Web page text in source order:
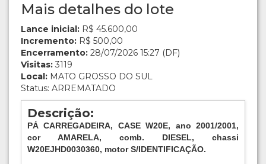
Mais detalhes do lote
Lance inicial: R$ 45.600,00
Incremento: R$ 500,00
Encerramento: 28/07/2026 15:27 (DF)
Visitas: 3119
Local: MATO GROSSO DO SUL
Status: ARREMATADO
Descrição:
PÁ CARREGADEIRA, CASE W20E, ano 2001/2001,
cor AMARELA, comb. DIESEL, chassi
W20EJHD0030360, motor S/IDENTIFICAÇÃO.